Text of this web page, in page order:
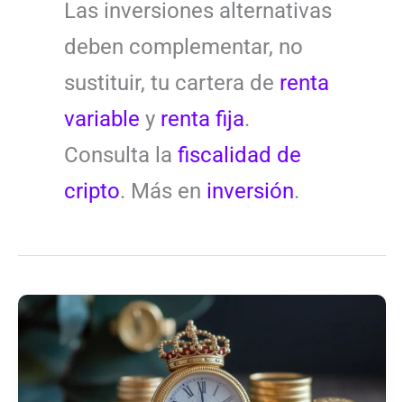
Las inversiones alternativas
deben complementar, no
sustituir, tu cartera de renta
variable y renta fija.
Consulta la fiscalidad de
cripto. Más en inversión.